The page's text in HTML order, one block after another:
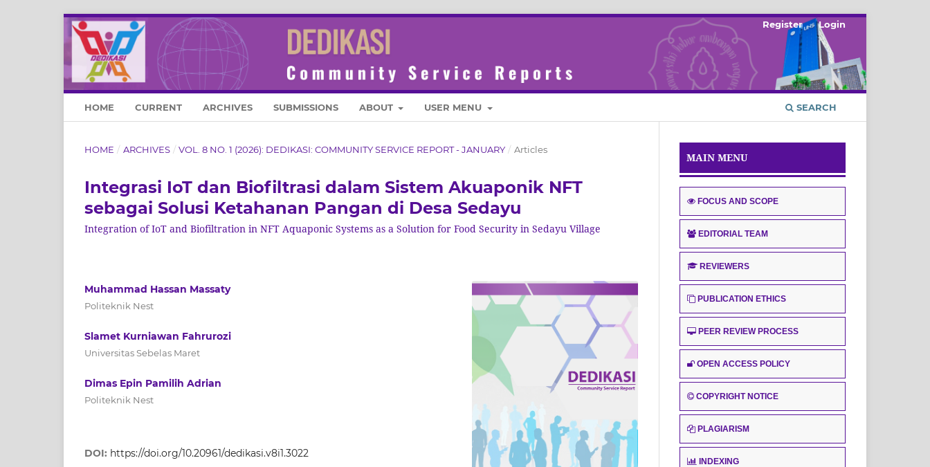
HOME CURRENT ARCHIVES SUBMISSIONS ABOUT USER MENU SEARCH
Register Login
HOME / ARCHIVES / VOL. 8 NO. 1 (2026): DEDIKASI: COMMUNITY SERVICE REPORT - JANUARY / Articles
Integrasi IoT dan Biofiltrasi dalam Sistem Akuaponik NFT
sebagai Solusi Ketahanan Pangan di Desa Sedayu
Integration of IoT and Biofiltration in NFT Aquaponic Systems as a Solution for Food Security in Sedayu Village
Muhammad Hassan Massaty
Politeknik Nest
Slamet Kurniawan Fahrurozi
Universitas Sebelas Maret
Dimas Epin Pamilih Adrian
Politeknik Nest
DOI: https://doi.org/10.20961/dedikasi.v8i1.3022
MAIN MENU
FOCUS AND SCOPE
EDITORIAL TEAM
REVIEWERS
PUBLICATION ETHICS
PEER REVIEW PROCESS
OPEN ACCESS POLICY
COPYRIGHT NOTICE
PLAGIARISM
INDEXING